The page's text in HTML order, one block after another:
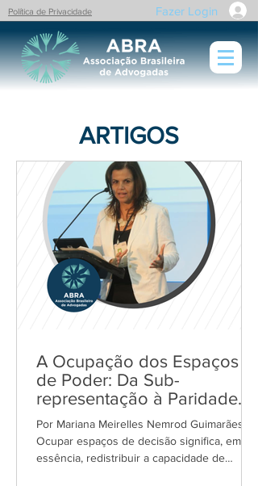
Política de Privacidade Fazer Login
ARTIGOS
A Ocupação dos Espaços
de Poder: Da Sub-
representação à Paridade
Estratégica
Por Mariana Meirelles Nemrod Guimarães
Ocupar espaços de decisão significa, em
essência, redistribuir a capacidade de